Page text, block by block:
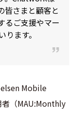
皆さまと顧客と
るご支援やマー
ます。
Mobile
（MAU:Monthly